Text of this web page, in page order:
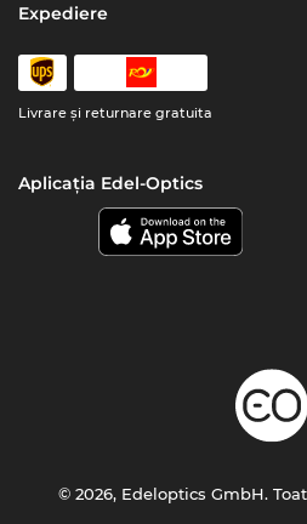
Expediere
Livrare şi returnare gratuita
Aplicația Edel-Optics
© 2026, Edeloptics GmbH.